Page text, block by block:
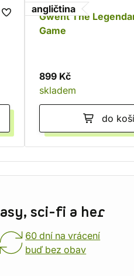
angličtina
Gwent The
Game
899 Kč
skladem
do
sci-fi a her
60 dní na vrácení
buď bez obav